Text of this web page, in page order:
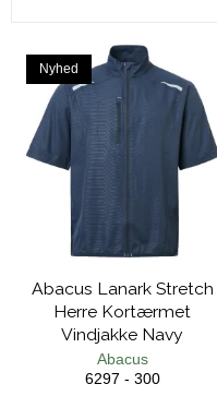
Nyhed
Abacus Lanark Stretch
Herre Kortærmet
Vindjakke Navy
Abacus
6297 - 300